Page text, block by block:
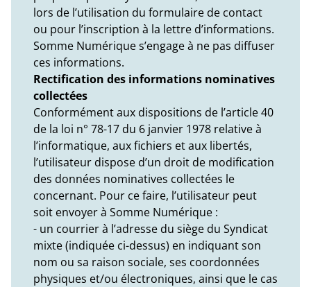
lors de l’utilisation du formulaire de contact
ou pour l’inscription à la lettre d’informations.
Somme Numérique s’engage à ne pas diffuser
ces informations.
Rectification des informations nominatives
collectées
Conformément aux dispositions de l’article 40
de la loi n° 78-17 du 6 janvier 1978 relative à
l’informatique, aux fichiers et aux libertés,
l’utilisateur dispose d’un droit de modification
des données nominatives collectées le
concernant. Pour ce faire, l’utilisateur peut
soit envoyer à Somme Numérique :
- un courrier à l’adresse du siège du Syndicat
mixte (indiquée ci-dessus) en indiquant son
nom ou sa raison sociale, ses coordonnées
physiques et/ou électroniques, ainsi que le cas